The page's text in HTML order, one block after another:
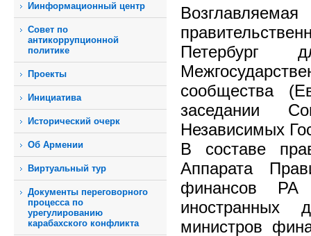
Иинформационный центр
Совет по
антикоррупционной
политике
Проекты
Инициатива
Исторический очерк
Об Армении
Виртуальный тур
Документы переговорного
процесса по
урегулированию
карабахского конфликта
сообщества
заседании
Независимых
В составе
Аппарата
финансов РА
министров